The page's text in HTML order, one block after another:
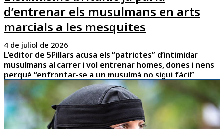
d’entrenar els musulmans en arts
marcials a les mesquites
4 de juliol de 2026
L’editor de 5Pillars acusa els “patriotes” d’intimidar
musulmans al carrer i vol entrenar homes, dones i nens
perquè “enfrontar-se a un musulmà no sigui fàcil”